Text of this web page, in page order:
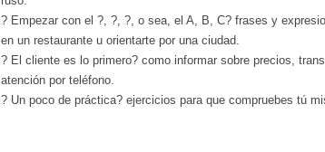
? Empezar con el ?, ?, ?, o sea, el A, B, C? frases y
en un restaurante u orientarte por una ciudad.
? El cliente es lo primero? como informar sobre precios,
atención por teléfono.
? Un poco de práctica? ejercicios para que compruebes tú